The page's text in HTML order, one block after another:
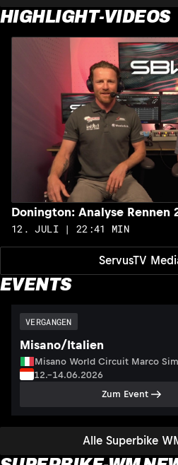
HIGHLIGHT-VIDEOS
ServusTV
Donington: Analyse Rennen
12. JULI | 22:41 MIN
EVENTS
Alle Superbike
VERGANGEN
Misano/Italien
Misano World Circuit Marco
12.–14.06.2026
Zum Event